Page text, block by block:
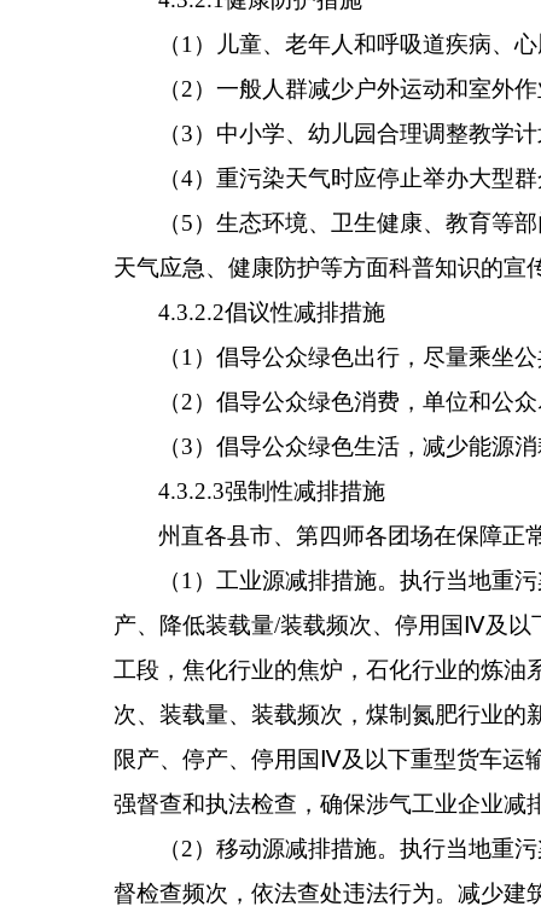
（1 ）儿童、老年人和呼吸道疾病、
（2）一般人群减少户外运动和室外
（3）中小学、幼儿园合理调整教学
（4）重污染天气时应停止举办大型
（5）生态环境、卫生健康、教育等
天气应急、健康防护等方面科普知识的宣
4.3.2.2倡议性减排措施
（1 ）倡导公众绿色出行，尽量乘坐
（2）倡导公众绿色消费，单位和公
（3）倡导公众绿色生活，减少能源
4.3.2.3强制性减排措施
州直各县市、第四师各团场在保障正
（1 ） 工业源减排措施。执行当地重
产、降低装载量/装载频次、停用国Ⅳ及以
工段，焦化行业的焦炉，石化行业的炼油
次、装载量、装载频次 ， 煤制氮肥行业的
限产、停产、停用国Ⅳ及以下重型货车运
强督查和执法检查，确保涉气工业企业减
（2）移动源减排措施。执行当地重
督检查频次，依法查处违法行为。减少建